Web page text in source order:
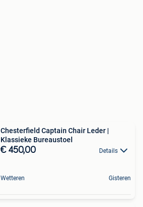
Chesterfield Captain Chair Leder |
Klassieke Bureaustoel
€ 450,00 Details
Wetteren Gisteren